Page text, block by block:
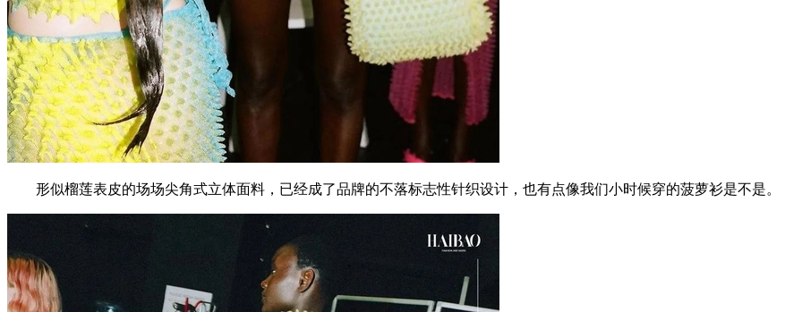
形似榴莲表皮的场场尖角式立体面料，已经成了品牌的不落标志性针织设计，也有点像我们小时候穿的菠萝衫是不是。